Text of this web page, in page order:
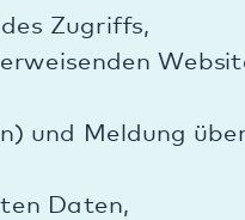
Admin-Zugang zu
nach
wir einen
geschlossen.
unserer
Rahmen einer
28 DSGVO) durch